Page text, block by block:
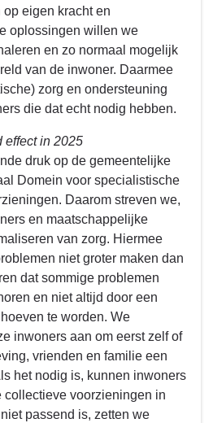
op eigen kracht en
oplossingen willen we
en zo normaal mogelijk
van de inwoner. Daarmee
zorg en ondersteuning
die dat echt nodig hebben.
effect in 2025
druk op de gemeentelijke
Domein voor specialistische
Daarom streven we,
en maatschappelijke
van zorg. Hiermee
niet groter maken dan
dat sommige problemen
en niet altijd door een
te worden. We
inwoners aan om eerst zelf of
vrienden en familie een
het nodig is, kunnen inwoners
collectieve voorzieningen in
passend is, zetten we